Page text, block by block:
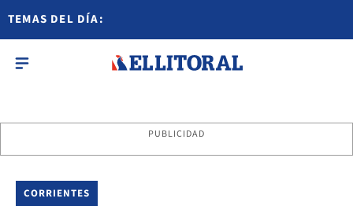
TEMAS DEL DÍA:
PUBLICIDAD
CORRIENTES